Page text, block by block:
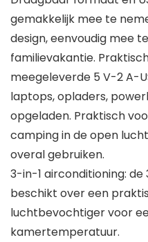
gemakkelijk mee te
design, eenvoudig mee
familievakantie.
meegeleverde 5 V-2 A-
laptops, opladers,
opgeladen. Praktisch
camping in de open
overal gebruiken.
3-in-1 airconditioning:
beschikt over een
luchtbevochtiger voor
kamertemperatuur.